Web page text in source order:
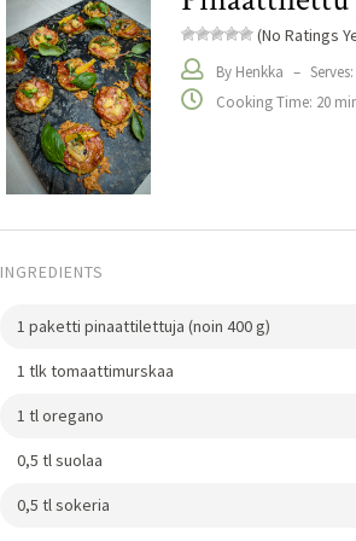
(No Ratings
By Henkka –
Cooking Time: 20
INGREDIENTS
1 paketti pinaattilettuja (noin 400 g)
1 tlk tomaattimurskaa
1 tl oregano
0,5 tl suolaa
0,5 tl sokeria